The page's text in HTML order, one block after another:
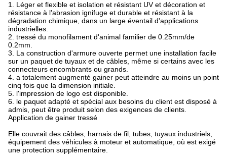
1. Léger et flexible et isolation et résistant UV et décoration et
résistance à l'abrasion ignifuge et durable et résistant à la
dégradation chimique, dans un large éventail d'applications
industrielles.
2. tressé du monofilament d'animal familier de 0.25mm/de
0.2mm.
3. La construction d'armure ouverte permet une installation facile
sur un paquet de tuyaux et de câbles, même si certains avec les
connecteurs encombrants ou grands.
4. a totalement augmenté gainer peut atteindre au moins un point
cinq fois que la dimension initiale.
5. l'impression de logo est disponible.
6. le paquet adapté et spécial aux besoins du client est disposé à
admis, peut être produit selon des exigences de clients.
Application de gainer tressé
Elle couvrait des câbles, harnais de fil, tubes, tuyaux industriels,
équipement des véhicules à moteur et automatique, où est exigé
une protection supplémentaire.